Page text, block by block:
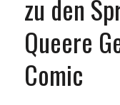
zu den
Queere
Comic